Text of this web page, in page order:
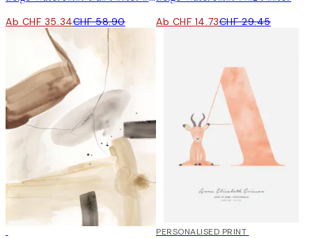
Ab CHF 35.34CHF 58.90 Ab CHF 14.73CHF 29.45
20%*
PERSONALISED PRINT